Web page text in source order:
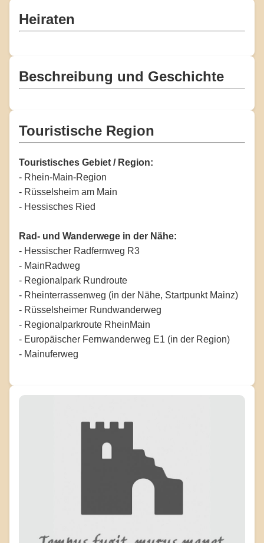
Heiraten
Beschreibung und Geschichte
Touristische Region
Touristisches Gebiet / Region:
- Rhein-Main-Region
- Rüsselsheim am Main
- Hessisches Ried
Rad- und Wanderwege in der Nähe:
- Hessischer Radfernweg R3
- MainRadweg
- Regionalpark Rundroute
- Rheinterrassenweg (in der Nähe, Startpunkt Mainz)
- Rüsselsheimer Rundwanderweg
- Regionalparkroute RheinMain
- Europäischer Fernwanderweg E1 (in der Region)
- Mainuferweg